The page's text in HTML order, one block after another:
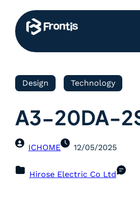
Design Technology
A3-20DA-
ICHOME 12/05/2025
Hirose Electric Co Ltd